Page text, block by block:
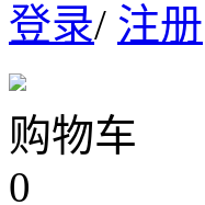
登录/ 注册
购物车
0